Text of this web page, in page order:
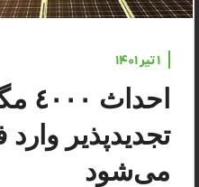
۱ تیر ۱۴۰۱
تجدیدپذیر وارد
می‌شود